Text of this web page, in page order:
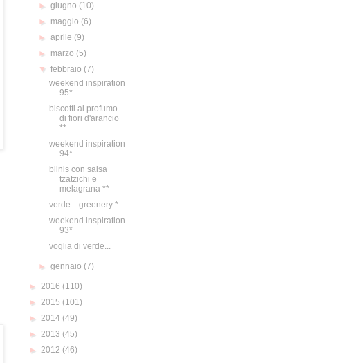
►giugno (10)
► maggio (6)
►aprile (9)
► marzo (5)
▼febbraio (7)
weekend inspiration
95*
biscotti al profumo
di fiori d'arancio
**
weekend inspiration
94*
blinis con salsa
tzatzichi e
melagrana **
verde... greenery *
weekend inspiration
93*
voglia di verde...
►gennaio (7)
► 2016 (110)
► 2015 (101)
► 2014 (49)
► 2013 (45)
► 2012 (46)